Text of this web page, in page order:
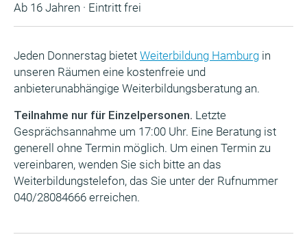
Ab 16 Jahren · Eintritt frei
Jeden Donnerstag bietet Weiterbildung Hamburg in
unseren Räumen eine kostenfreie und
anbieterunabhängige Weiterbildungsberatung an.
Teilnahme nur für Einzelpersonen. Letzte
Gesprächsannahme um 17:00 Uhr. Eine Beratung ist
generell ohne Termin möglich. Um einen Termin zu
vereinbaren, wenden Sie sich bitte an das
Weiterbildungstelefon, das Sie unter der Rufnummer
040/28084666 erreichen.